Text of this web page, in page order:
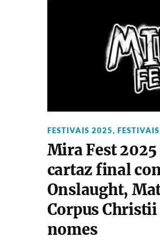
FESTIVAIS 2025,
Mira Fest
cartaz final
Onslaught,
Corpus Christii
nomes